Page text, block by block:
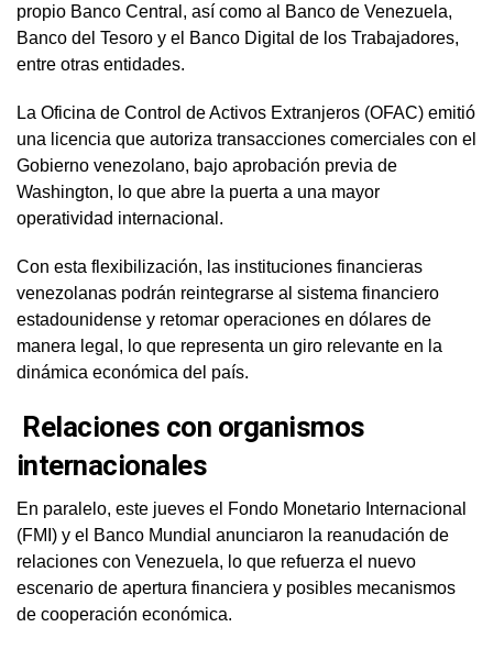
propio Banco Central, así como al Banco de Venezuela,
Banco del Tesoro y el Banco Digital de los Trabajadores,
entre otras entidades.
La Oficina de Control de Activos Extranjeros (OFAC) emitió
una licencia que autoriza transacciones comerciales con el
Gobierno venezolano, bajo aprobación previa de
Washington, lo que abre la puerta a una mayor
operatividad internacional.
Con esta flexibilización, las instituciones financieras
venezolanas podrán reintegrarse al sistema financiero
estadounidense y retomar operaciones en dólares de
manera legal, lo que representa un giro relevante en la
dinámica económica del país.
Relaciones con organismos
internacionales
En paralelo, este jueves el Fondo Monetario Internacional
(FMI) y el Banco Mundial anunciaron la reanudación de
relaciones con Venezuela, lo que refuerza el nuevo
escenario de apertura financiera y posibles mecanismos
de cooperación económica.